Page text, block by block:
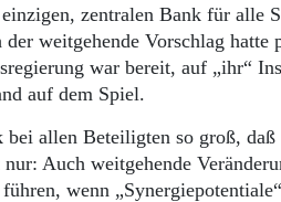
zentralen Bank für alle
der weitgehende Vorschlag hatte
war bereit, auf „ihr“
auf dem Spiel.
allen Beteiligten so groß, daß
Auch weitgehende
wenn